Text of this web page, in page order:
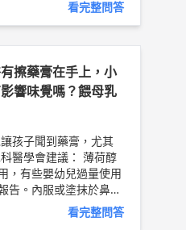
要正常的生活作息便可
足，並不需要吃任何補
中西醫師
中華民國中醫兒科醫
學會專科醫師 基隆長
醫師 前長庚紀念醫
院中藥藥事委員會主
診主治醫師 前長庚紀
念醫院海扶刀治療中心駐診主治醫師 醫師簡介 ►http://
看完整問答
擦藥膏在手上，小
響味覺嗎？餵母乳
孩子聞到藥膏，尤其
醫學會建議： 薄荷醇
，有些嬰幼兒過量使用
告。內服或塗抹於鼻
系統的藥量較多，比較
people/e
看完整問答